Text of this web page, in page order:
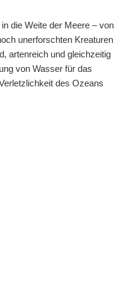
die Weite der Meere – von
unerforschten Kreaturen
artenreich und gleichzeitig
von Wasser für das
des Ozeans